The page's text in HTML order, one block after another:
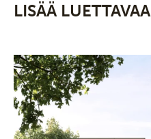
LISÄÄ LUETTAVAA |